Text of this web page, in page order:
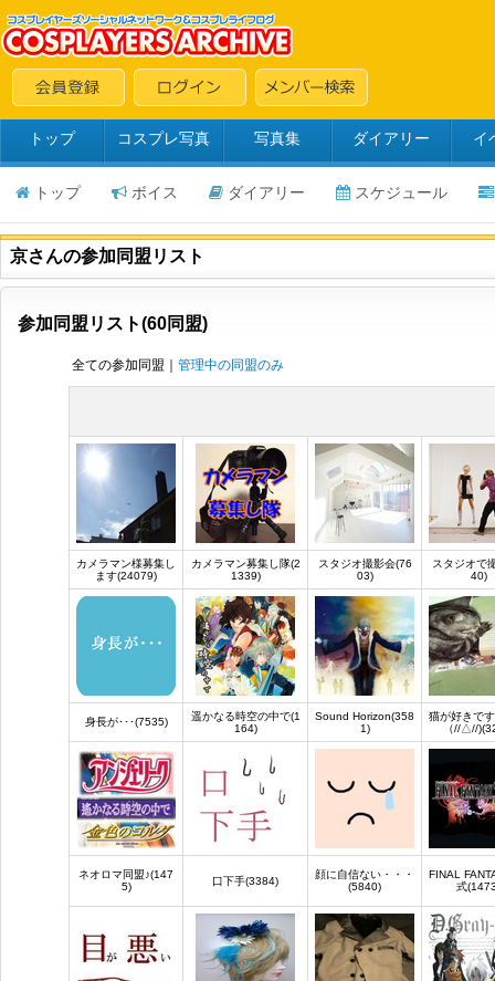
トップ コスプレ写真 写真集 ダイアリー イ
トップ ボイス ダイアリー スケジュール
京さんの参加同盟リスト
参加同盟リスト(60同盟)
全ての参加同盟｜ 管理中の同盟のみ
カメラマン様募集し
ます(24079)
カメラマン募集し隊(2
1339)
スタジオ撮影会(76
03)
スタジオで
40)
身長が･･･(7535)
遥かなる時空の中で(1
164)
Sound Horizon(358
1)
猫が好きで
（//△//
ネオロマ同盟♪(147
5)
口下手(3384)
顔に自信ない・・・
(5840)
FINAL
式